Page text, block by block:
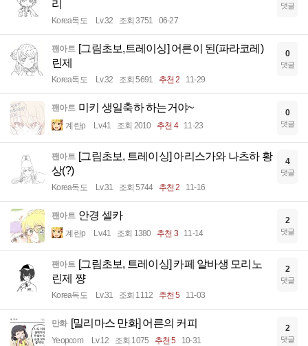
리
Korea독도 Lv.32 조회 3751 06-27
댓글
팬아트 [그림초보,트레이싱] 어른이 된(파라코레)
린제
Korea독도 Lv.32 조회 5691 추천 2 11-29
0
댓글
팬아트 미키 생일축하 하는거야~
계란p Lv.41 조회 2010 추천 4 11-23
0
댓글
팬아트 [그림초보, 트레이싱] 아리스가와 나츠하 황
상(?)
Korea독도 Lv.31 조회 5744 추천 2 11-16
4
댓글
팬아트 안경 셀카
계란p Lv.41 조회 1380 추천 3 11-14
2
댓글
팬아트 [그림초보, 트레이싱] 카페 알바생 모리노
린제 쨩
Korea독도 Lv.31 조회 1112 추천 5 11-03
2
댓글
만화 [밀리마스 만화] 어른의 커피
Yeopcom Lv.12 조회 1075 추천 5 10-31
2
댓글